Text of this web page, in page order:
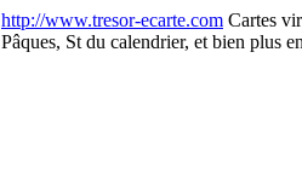
http://www.tresor-ecarte.com Cartes
Pâques, St du calendrier, et bien plus